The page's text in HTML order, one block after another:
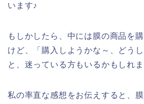
います♪
もしかしたら、中には膜の商品を
けど、「購入しようかな～、どうし
と、迷っている方もいるかもしれま
私の率直な感想をお伝えすると、